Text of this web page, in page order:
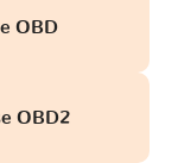
OBD
OBD2